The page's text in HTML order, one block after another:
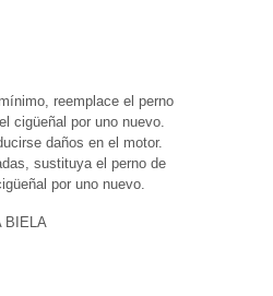
reemplace el perno
cigüeñal por uno nuevo.
daños en el motor.
sustituya el perno de
por uno nuevo.
BIELA